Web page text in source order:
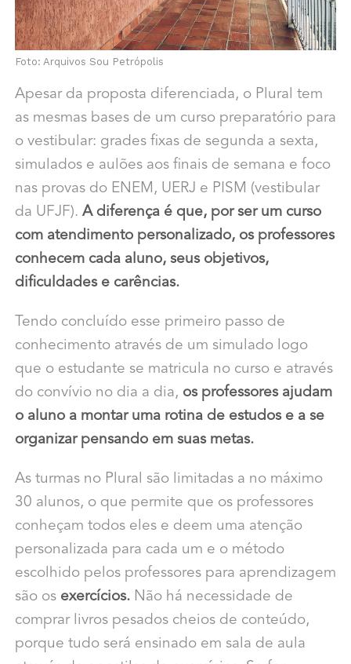
Foto: Arquivos Sou Petrópolis
Apesar da proposta diferenciada, o Plural tem
as mesmas bases de um curso preparatório para
o vestibular: grades fixas de segunda a sexta,
simulados e aulões aos finais de semana e foco
nas provas do ENEM, UERJ e PISM (vestibular
da UFJF). A diferença é que, por ser um curso
com atendimento personalizado, os professores
conhecem cada aluno, seus objetivos,
dificuldades e carências.
Tendo concluído esse primeiro passo de
conhecimento através de um simulado logo
que o estudante se matricula no curso e através
do convívio no dia a dia, os professores ajudam
o aluno a montar uma rotina de estudos e a se
organizar pensando em suas metas.
As turmas no Plural são limitadas a no máximo
30 alunos, o que permite que os professores
conheçam todos eles e deem uma atenção
personalizada para cada um e o método
escolhido pelos professores para aprendizagem
são os exercícios.Não há necessidade de
comprar livros pesados cheios de conteúdo,
porque tudo será ensinado em sala de aula